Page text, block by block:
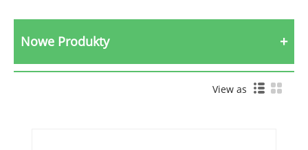
Nowe Produkty
View as